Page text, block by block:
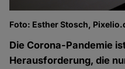
Foto: Esther Stosch,
Die Corona-Pandemie
Herausforderung, die